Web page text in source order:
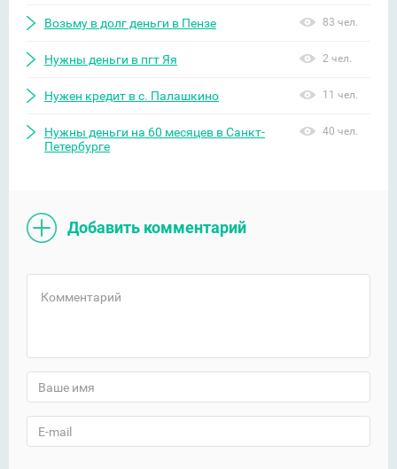
Возьму в долг деньги в Пензе 83 чел.
Нужны деньги в пгт Яя 2 чел.
Нужен кредит в с. Палашкино 11 чел.
Нужны деньги на 60 месяцев в Санкт-
Петербурге
40 чел.
Добавить комментарий